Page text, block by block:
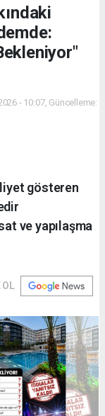
- 10:07, Güncelleme:
gösteren
ve yapılaşma
OL